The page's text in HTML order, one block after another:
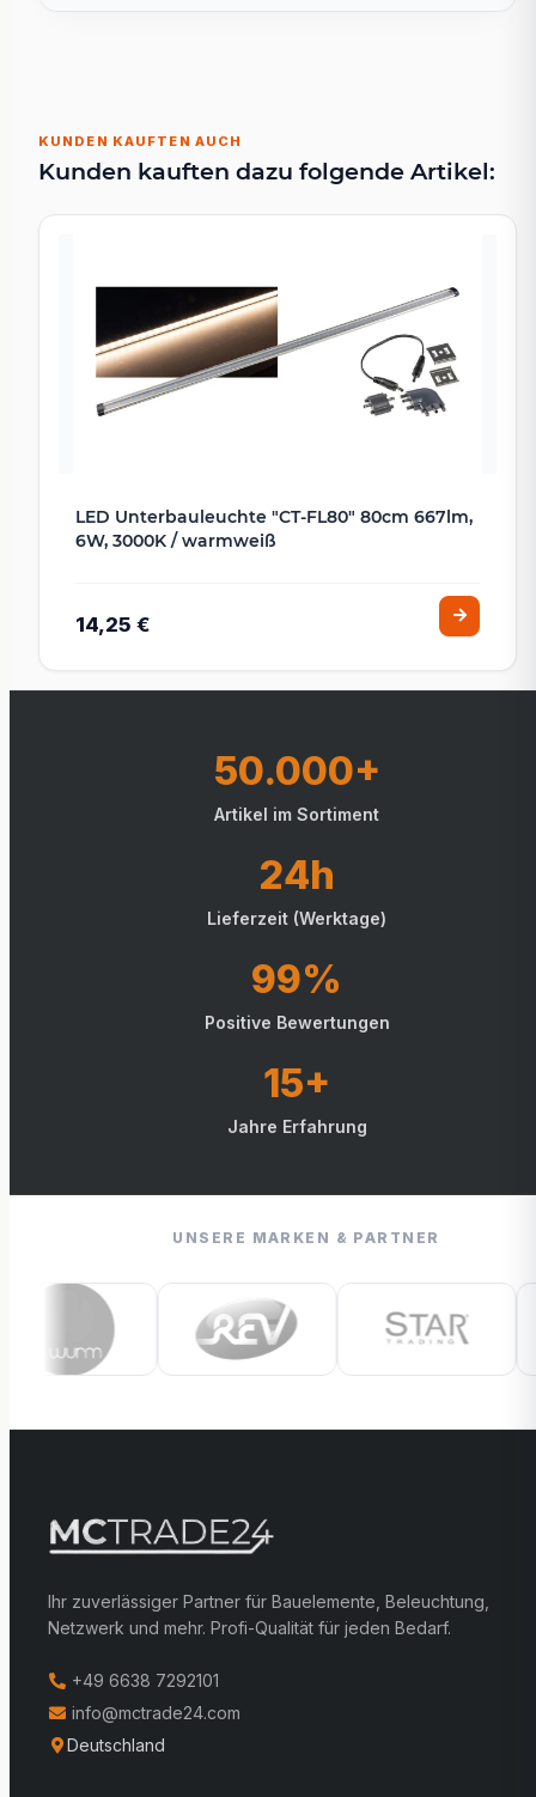
KUNDEN KAUFTEN AUCH
Kunden kauften dazu folgende Artikel:
LED Unterbauleuchte "CT-FL80" 80cm 667lm,
6W, 3000K / warmweiß
14,25 €
50.000+
Artikel im Sortiment
24h
Lieferzeit (Werktage)
99%
Positive Bewertungen
15+
Jahre Erfahrung
UNSERE MARKEN & PARTNER
Ihr zuverlässiger Partner für Bauelemente, Beleuchtung,
Netzwerk und mehr. Profi-Qualität für jeden Bedarf.
+49 6638 7292101
info@mctrade24.com
Deutschland